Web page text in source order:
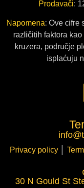
Prodavači:
Napomena: Ove cifre
različitih faktora
kruzera, područje
isplaćuju
Privacy policy
30 N Gould St